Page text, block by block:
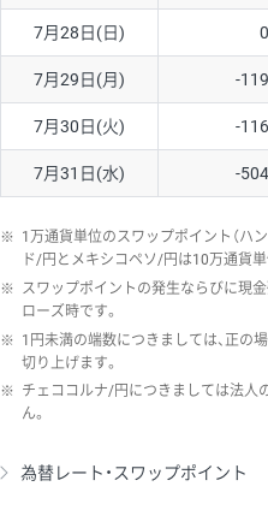
7月28日(日) 0
7月29日(月) -119
7月30日(火) -116
7月31日(水) -504
※ 1万通貨単位のスワップポイント（ハ
ド/円とメキシコペソ/円は10万通貨単
※ スワップポイントの発生ならびに現
ローズ時です。
※ 1円未満の端数につきましては、正の
切り上げます。
※ チェココルナ/円につきましては法人
ん。
為替レート・スワップポイント